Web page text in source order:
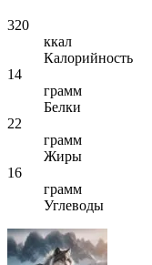
320
ккал
Калорийность
14
грамм
Белки
22
грамм
Жиры
16
грамм
Углеводы